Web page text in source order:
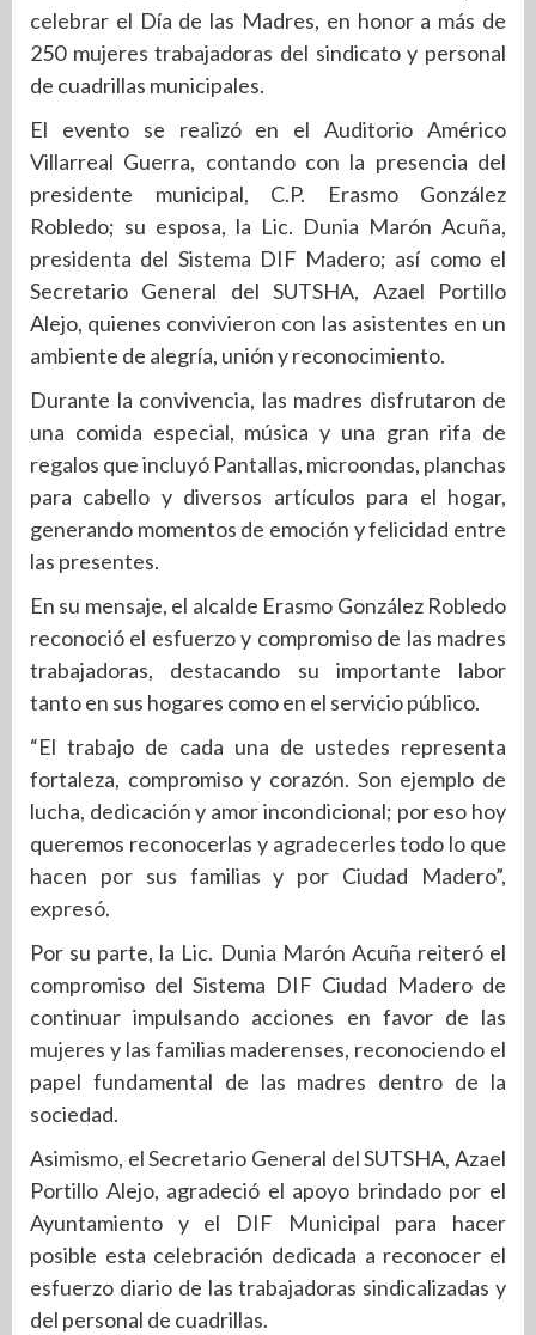
celebrar el Día de las Madres, en honor a más de
250 mujeres trabajadoras del sindicato y personal
de cuadrillas municipales.
El evento se realizó en el Auditorio Américo
Villarreal Guerra, contando con la presencia del
presidente municipal, C.P. Erasmo González
Robledo; su esposa, la Lic. Dunia Marón Acuña,
presidenta del Sistema DIF Madero; así como el
Secretario General del SUTSHA, Azael Portillo
Alejo, quienes convivieron con las asistentes en un
ambiente de alegría, unión y reconocimiento.
Durante la convivencia, las madres disfrutaron de
una comida especial, música y una gran rifa de
regalos que incluyó Pantallas, microondas, planchas
para cabello y diversos artículos para el hogar,
generando momentos de emoción y felicidad entre
las presentes.
En su mensaje, el alcalde Erasmo González Robledo
reconoció el esfuerzo y compromiso de las madres
trabajadoras, destacando su importante labor
tanto en sus hogares como en el servicio público.
“El trabajo de cada una de ustedes representa
fortaleza, compromiso y corazón. Son ejemplo de
lucha, dedicación y amor incondicional; por eso hoy
queremos reconocerlas y agradecerles todo lo que
hacen por sus familias y por Ciudad Madero”,
expresó.
Por su parte, la Lic. Dunia Marón Acuña reiteró el
compromiso del Sistema DIF Ciudad Madero de
continuar impulsando acciones en favor de las
mujeres y las familias maderenses, reconociendo el
papel fundamental de las madres dentro de la
sociedad.
Asimismo, el Secretario General del SUTSHA, Azael
Portillo Alejo, agradeció el apoyo brindado por el
Ayuntamiento y el DIF Municipal para hacer
posible esta celebración dedicada a reconocer el
esfuerzo diario de las trabajadoras sindicalizadas y
del personal de cuadrillas.